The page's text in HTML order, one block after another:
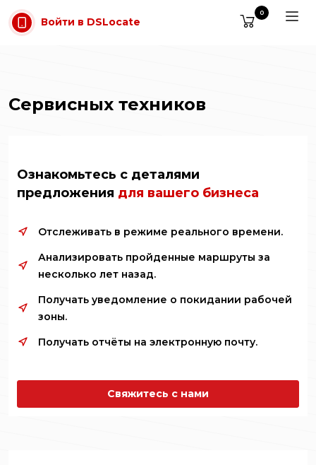
Перейти к содержимому
Войти в DSLocate
0
Сервисных техников
Ознакомьтесь с деталями
предложения для вашего бизнеса
Отслеживать в режиме реального времени.
Анализировать пройденные маршруты за
несколько лет назад.
Получать уведомление о покидании рабочей
зоны.
Получать отчёты на электронную почту.
Свяжитесь с нами